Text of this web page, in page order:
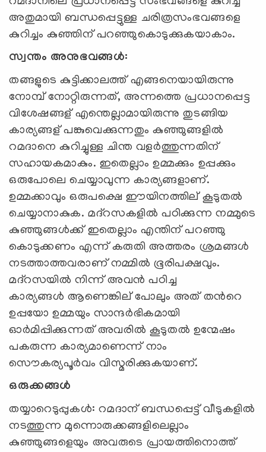
അതുമായി ബന്ധപ്പെട്ടുള്ള ചരിത്രസംഭവങ്ങളെ
കുറിച്ചം കുഞ്ഞിന് പറഞ്ഞുകൊടുക്കുകയാകാം.
സ്വന്തം അനുഭവങ്ങള്‍:
തങ്ങളുടെ കുട്ടിക്കാലത്ത് എങ്ങനെയായിരുന്നു
നോമ്പ് നോറ്റിരുന്നത്, അന്നത്തെ പ്രധാനപ്പെട്ട
വിശേഷങ്ങള് എന്തെല്ലാമായിരുന്നു തുടങ്ങിയ
കാര്യങ്ങള് പങ്കുവെക്കുന്നതും കുഞ്ഞുങ്ങളില്‍
റമദാനെ കുറിച്ചുള്ള ചിന്ത വളര്‍ത്തുന്നതിന്
സഹായകമാകും. ഇതെല്ലാം ഉമ്മക്കും ഉപ്പക്കും
ഒരുപോലെ ചെയ്യാവുന്ന കാര്യങ്ങളാണ്.
ഉമ്മക്കാവും ഒരുപക്ഷെ ഈയിനത്തില് കൂടുതല്‍
ചെയ്യാനാകുക. മദ്റസകളില്‍ പഠിക്കുന്ന നമ്മുടെ
കുഞ്ഞുങ്ങള്‍ക്ക് ഇതെല്ലാം എന്തിന് പറഞ്ഞു
കൊടുക്കണം എന്ന് കരുതി അത്തരം ശ്രമങ്ങള്‍
നടത്താത്തവരാണ് നമ്മില്‍ ഭൂരിപക്ഷവും.
മദ്റസയില്‍ നിന്ന് അവന്‍ പഠിച്ച
കാര്യങ്ങള്‍ ആണെങ്കില് പോലും അത് തന്‍റെ
ഉപ്പയോ ഉമ്മയും സാന്ദര്‍ഭികമായി
ഓര്‍മിപ്പിക്കുന്നത് അവരില്‍ കൂടുതല്‍ ഉന്മേഷം
പകരുന്ന കാര്യമാണെന്ന് നാം
സൌകര്യപൂര്‍വം വിസ്മരിക്കുകയാണ്.
ഒരുക്കങ്ങള്‍
തയ്യാറെടുപ്പുകള്‍: റമദാന് ബന്ധപ്പെട്ട് വീടുകളില്‍
നടത്തുന്ന മുന്നൊരുക്കങ്ങളിലെല്ലാം
കുഞ്ഞുങ്ങളെയും അവരുടെ പ്രായത്തിനൊത്ത്